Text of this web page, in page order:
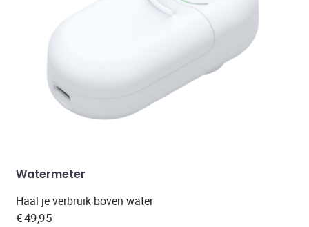
Watermeter
Haal je verbruik boven water
€49,95